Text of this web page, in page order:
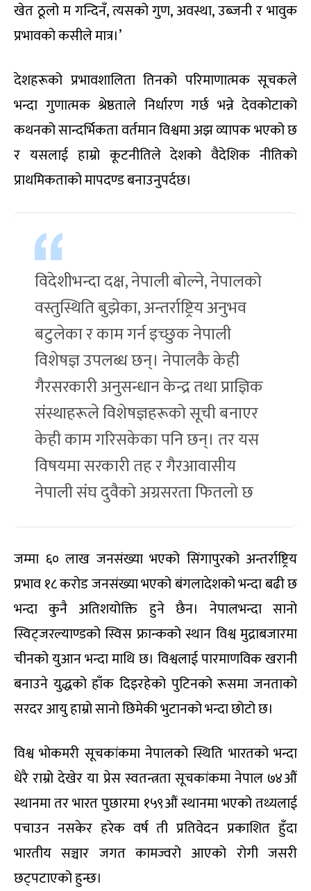
खेत ठूलो म गन्दिनँ, त्यसको गुण, अवस्था, उब्जनी र भावुक
प्रभावको कसीले मात्र।’
देशहरूको प्रभावशालिता तिनको परिमाणात्मक सूचकले
भन्दा गुणात्मक श्रेष्ठताले निर्धारण गर्छ भन्ने देवकोटाको
कथनको सान्दर्भिकता वर्तमान विश्वमा अझ व्यापक भएको छ
र यसलाई हाम्रो कूटनीतिले देशको वैदेशिक नीतिको
प्राथमिकताको मापदण्ड बनाउनुपर्दछ।
विदेशीभन्दा दक्ष, नेपाली बोल्ने, नेपालको
वस्तुस्थिति बुझेका, अन्तर्राष्ट्रिय अनुभव
बटुलेका र काम गर्न इच्छुक नेपाली
विशेषज्ञ उपलब्ध छन्। नेपालकै केही
गैरसरकारी अनुसन्धान केन्द्र तथा प्राज्ञिक
संस्थाहरूले विशेषज्ञहरूको सूची बनाएर
केही काम गरिसकेका पनि छन्। तर यस
विषयमा सरकारी तह र गैरआवासीय
नेपाली संघ दुवैको अग्रसरता फितलो छ
जम्मा ६० लाख जनसंख्या भएको सिंगापुरको अन्तर्राष्ट्रिय
प्रभाव १८ करोड जनसंख्या भएको बंगलादेशको भन्दा बढी छ
भन्दा कुनै अतिशयोक्ति हुने छैन। नेपालभन्दा सानो
स्विट्जरल्याण्डको स्विस फ्रान्कको स्थान विश्व मुद्राबजारमा
चीनको युआन भन्दा माथि छ। विश्वलाई पारमाणविक खरानी
बनाउने युद्धको हाँक दिइरहेको पुटिनको रूसमा जनताको
सरदर आयु हाम्रो सानो छिमेकी भुटानको भन्दा छोटो छ।
विश्व भोकमरी सूचकांकमा नेपालको स्थिति भारतको भन्दा
धेरै राम्रो देखेर या प्रेस स्वतन्त्रता सूचकांकमा नेपाल ७४औं
स्थानमा तर भारत पुछारमा १५९औं स्थानमा भएको तथ्यलाई
पचाउन नसकेर हरेक वर्ष ती प्रतिवेदन प्रकाशित हुँदा
भारतीय सञ्चार जगत कामज्वरो आएको रोगी जसरी
छट्पटाएको हुन्छ।